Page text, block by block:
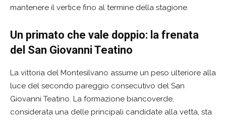
mantenere il vertice fino al termine della stagione.
Un primato che vale doppio: la frenata
del San Giovanni Teatino
La vittoria del Montesilvano assume un peso ulteriore alla
luce del secondo pareggio consecutivo del San
Giovanni Teatino. La formazione biancoverde,
considerata una delle principali candidate alla vetta, sta